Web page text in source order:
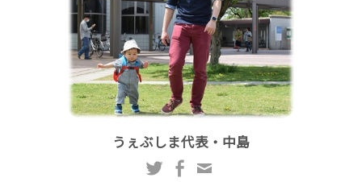
うぇぶしま代表・中島